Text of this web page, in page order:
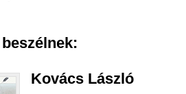
Kovács László